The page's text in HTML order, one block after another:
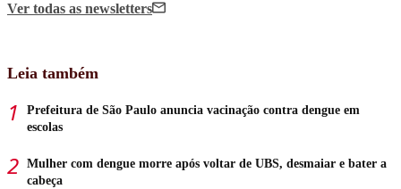
Ver todas as newsletters
Leia também
Prefeitura de São Paulo anuncia vacinação contra dengue em
escolas
Mulher com dengue morre após voltar de UBS, desmaiar e bater a
cabeça